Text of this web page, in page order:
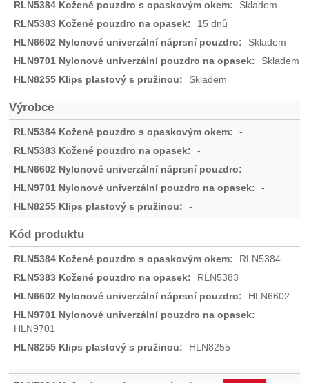
Skladem
15 dnů
Skladem
Skladem
Skladem
Výrobce
-
-
-
-
-
Kód produktu
RLN5384
RLN5383
HLN6602
HLN9701
HLN8255